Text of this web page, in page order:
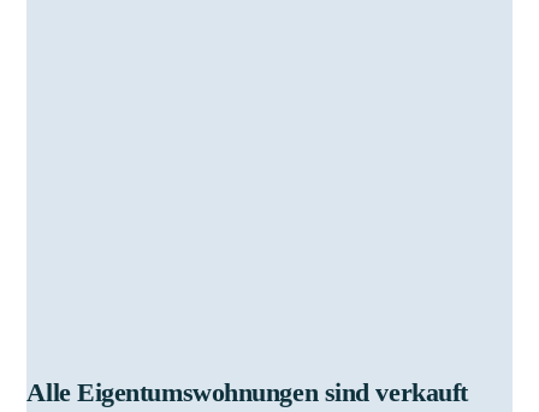
Alle Eigentumswohnungen sind verkauft